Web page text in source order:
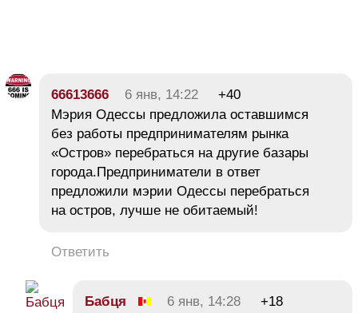
66613666 6 янв, 14:22
+40
Мэрия Одессы предложила оставшимся
без работы предпринимателям рынка
«Остров» перебраться на другие базары
города.Предприниматели в ответ
предложили мэрии Одессы перебраться
на остров, лучше не обитаемый!
Ответить
Бабця 6 янв, 14:28
+18